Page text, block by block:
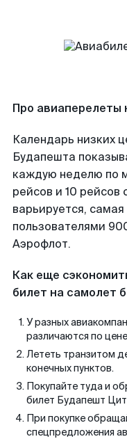
Про авиаперелеты
Календарь низких
Будапешта
каждую неделю по
рейсов и 10 рейсов
варьируется,
пользователями
Аэрофлот.
Как еще
билет на самолет
У разных
различаются по
Лететь транзитом
конечных пунктов.
Покупайте туда и
билет Будапешт
При покупке
спецпредложения